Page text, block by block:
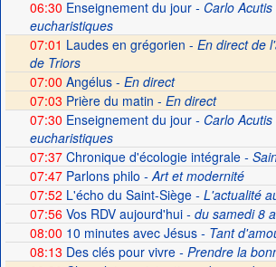
06:30 Enseignement du jour- Carlo Acutis
eucharistiques
07:01 Laudes en grégorien - En direct de
de Triors
07:00 Angélus - En direct
07:03 Prière du matin - En direct
07:30 Enseignement du jour- Carlo Acutis
eucharistiques
07:37Chronique d'écologie intégrale-
07:47Parlons philo - Art et modernité
07:52 L'écho du Saint-Siège- L'actualité
07:56Vos RDV aujourd'hui- du samedi 8
08:00 10 minutes avec Jésus- Tant
08:13 Des clés pour vivre- Prendre la